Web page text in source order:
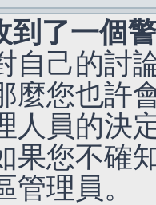
到了一個
自己的討
麼您也許
人員的決
果您不確
理員。